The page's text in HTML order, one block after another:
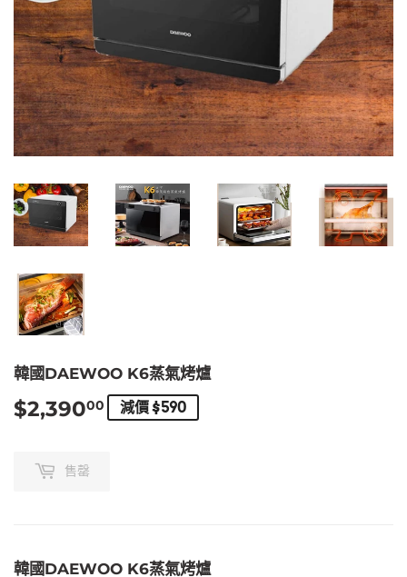
韓國DAEWOO K6蒸氣烤爐
$2,39000 $2,390.00
減價 $590
售罄
韓國DAEWOO K6蒸氣烤爐